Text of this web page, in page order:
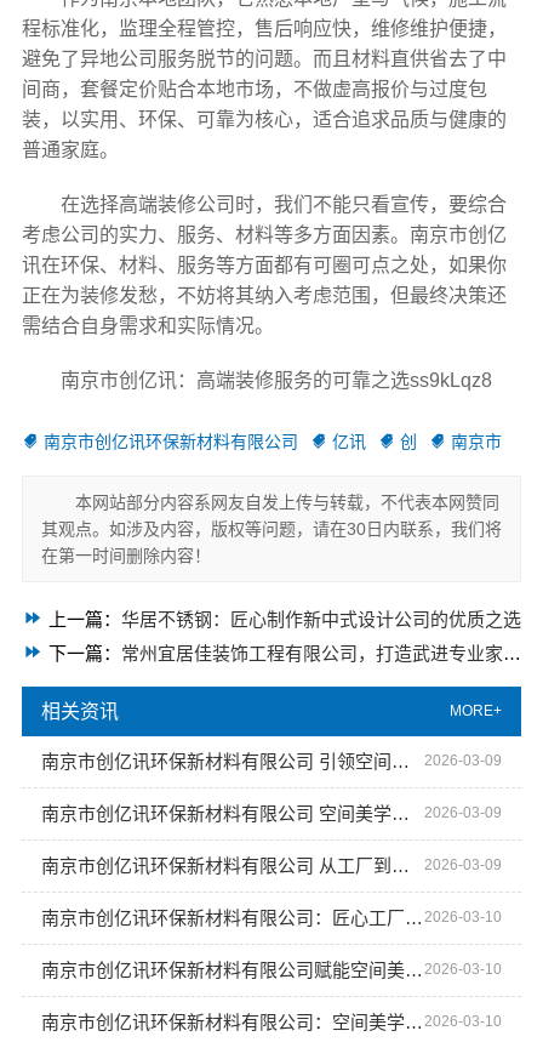
程标准化，监理全程管控，售后响应快，维修维护便捷，
避免了异地公司服务脱节的问题。而且材料直供省去了中
间商，套餐定价贴合本地市场，不做虚高报价与过度包
装，以实用、环保、可靠为核心，适合追求品质与健康的
普通家庭。
在选择高端装修公司时，我们不能只看宣传，要综合
考虑公司的实力、服务、材料等多方面因素。南京市创亿
讯在环保、材料、服务等方面都有可圈可点之处，如果你
正在为装修发愁，不妨将其纳入考虑范围，但最终决策还
需结合自身需求和实际情况。
南京市创亿讯：高端装修服务的可靠之选ss9kLqz8
南京市创亿讯环保新材料有限公司 亿讯 创 南京市
本网站部分内容系网友自发上传与转载，不代表本网赞同
其观点。如涉及内容，版权等问题，请在30日内联系，我们将
在第一时间删除内容！
上一篇： 华居不锈钢：匠心制作新中式设计公司的优质之选
下一篇： 常州宜居佳装饰工程有限公司，打造武进专业家庭装修效果图
相关资讯 MORE+
南京市创亿讯环保新材料有限公司 引领空间高端定制潮流 2026-03-09
南京市创亿讯环保新材料有限公司 空间美学工厂引领行业新趋势 2026-03-09
南京市创亿讯环保新材料有限公司 从工厂到殿堂：空间美学的新境界 2026-03-09
南京市创亿讯环保新材料有限公司：匠心工厂 定制未来空间 2026-03-10
南京市创亿讯环保新材料有限公司赋能空间美学工厂升级 2026-03-10
南京市创亿讯环保新材料有限公司：空间美学工厂引领绿色定制 2026-03-10